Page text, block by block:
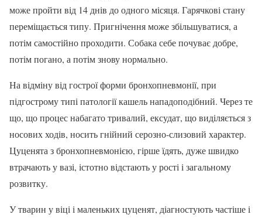
може пройти від 14 днів до одного місяця. Гарячкові стану
переміщається типу. Пригнічення може збільшуватися, а
потім самостійно проходити. Собака себе почуває добре,
потім погано, а потім знову нормально.
На відміну від гострої форми бронхопневмонії, при
підгострому типі патології кашель нападоподібний. Через те
що, що процес набагато тривалий, ексудат, що виділяється з
носових ходів, носить гнійний серозно-слизовий характер.
Цуценята з бронхопневмонією, гірше їдять, дуже швидко
втрачають у вазі, істотно відстають у рості і загальному
розвитку.
У тварин у віці і маленьких цуценят, діагностують частіше і